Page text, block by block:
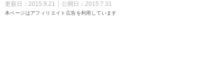
更新日： 2015.9.21 公開日： 2015.7.31
本ページはアフィリエイト広告を利用しています